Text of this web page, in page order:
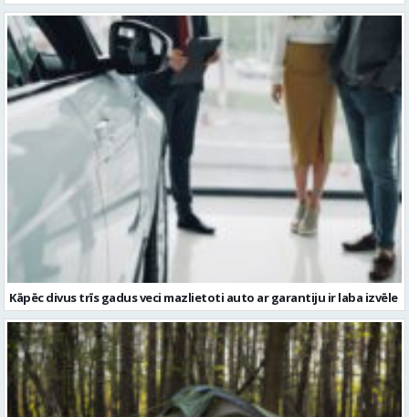
Kāpēc divus trīs gadus veci mazlietoti auto ar garantiju ir laba izvēle